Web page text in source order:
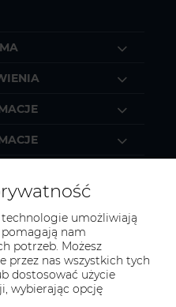
kontaktu:
umożliwiają
pomagają nam
potrzeb. Możesz
przez nas wszystkich tych
dostosować użycie
wybierając opcję